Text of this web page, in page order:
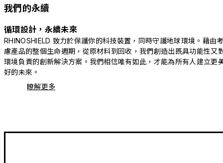
我們的永續
循環設計，永續未來
RHINOSHIELD 致力於保護你的科技裝置，同時守護地球環境。藉由
慮產品的整個生命週期，從原材料到回收，我們創造出既具功能性又
環境負責的創新解決方案。我們相信唯有如此，才能為所有人建立更
好的未來。
瞭解更多